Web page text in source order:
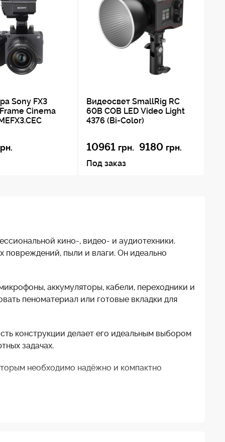
Sony FX3
Cinema
Видеосвет SmallRig RC
60B COB LED Video Light
4376 (Bi-Color)
10961 грн. 9180 грн.
Под заказ
кино-, видео- и аудиотехники.
повреждений, пыли и влаги. Он идеально
аккумуляторы, кабели, переходники и
пеноматериал или готовые вкладки для
конструкции делает его идеальным выбором
задачах.
необходимо надёжно и компактно